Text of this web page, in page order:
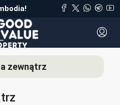
zewnątrz